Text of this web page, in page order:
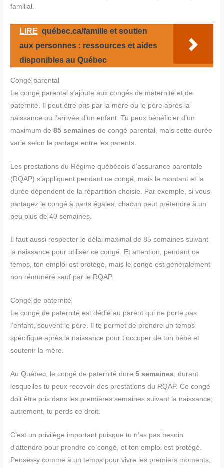
familial.
LIRE québec.ca/famille et soutien
aux personnes : ressources et aides
disponibles au Québec
Congé parental
Le congé parental s’ajoute aux congés de maternité et de
paternité. Il peut être pris par la mère ou le père après la
naissance ou l’arrivée d’un enfant. Tu peux bénéficier d’un
maximum de85 semaines de congé parental, mais cette durée
varie selon le partage entre les parents.
Les prestations du Régime québécois d’assurance parentale
(RQAP) s’appliquent pendant ce congé, mais le montant et la
durée dépendent de la répartition choisie. Par exemple, si vous
partagez le congé à parts égales, chacun peut prétendre à un
peu plus de 40 semaines.
Il faut aussi respecter le délai maximal de 85 semaines suivant
la naissance pour utiliser ce congé. Et attention, pendant ce
temps, ton emploi est protégé, mais le congé est généralement
non rémunéré sauf par le RQAP.
Congé de paternité
Le congé de paternité est dédié au parent qui ne porte pas
l’enfant, souvent le père. Il te permet de prendre un temps
spécifique après la naissance pour t’occuper de ton bébé et
soutenir la mère.
Au Québec, le congé de paternité dure5 semaines, durant
lesquelles tu peux recevoir des prestations du RQAP. Ce congé
doit être pris dans les premières semaines suivant la naissance;
autrement, tu perds ce droit.
C’est un privilège important puisque tu n’as pas besoin
d’attendre pour prendre ce congé, et ton emploi est protégé.
Penses-y comme à un temps pour vivre les premiers moments,